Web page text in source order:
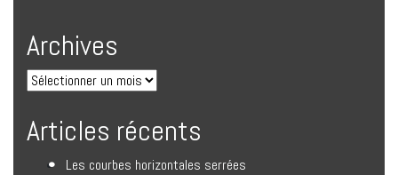
Archives
Articles récents
Les courbes horizontales serrées